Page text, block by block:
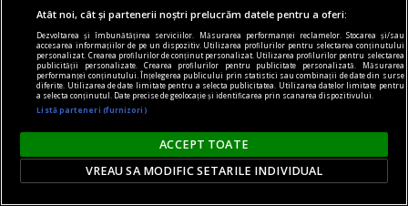
Atât noi, cât și partenerii noștri prelucrăm datele pentru a oferi:
Dezvoltarea și îmbunătățirea serviciilor. Măsurarea performanței reclamelor. Stocarea și/sau
accesarea informațiilor de pe un dispozitiv. Utilizarea profilurilor pentru selectarea conținutului
personalizat. Crearea profilurilor de conținut personalizat. Utilizarea profilurilor pentru selectarea
publicității personalizate. Crearea profilurilor pentru publicitate personalizată. Măsurarea
performanței conținutului. Înțelegerea publicului prin statistici sau combinații de date din surse
diferite. Utilizarea de date limitate pentru a selecta publicitatea. Utilizarea datelor limitate pentru
a selecta conținutul. Date precise de geolocație și identificarea prin scanarea dispozitivului.
Listă parteneri (furnizori)
ACCEPT TOATE
VREAU SA MODIFIC SETARILE INDIVIDUAL